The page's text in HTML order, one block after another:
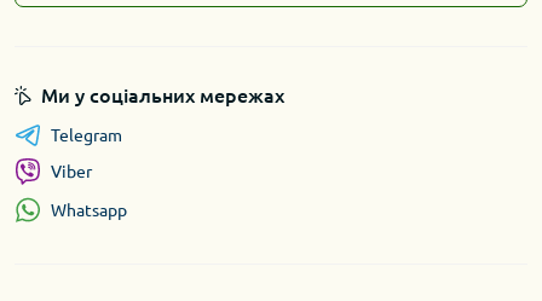
Ми у соціальних мережах
Telegram
Viber
Whatsapp